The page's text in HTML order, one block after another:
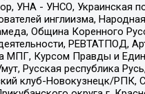
УНА - УНСО, Украинская
инглиизма,
Община Коренного
РЕВТАТПОД,
МПГ, Курсом Правды и
Русская республика
клуб-Новокузнецк/